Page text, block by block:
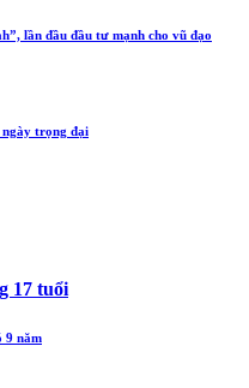
lần đầu đầu tư mạnh cho vũ đạo
trọng đại
17 tuổi
9 năm